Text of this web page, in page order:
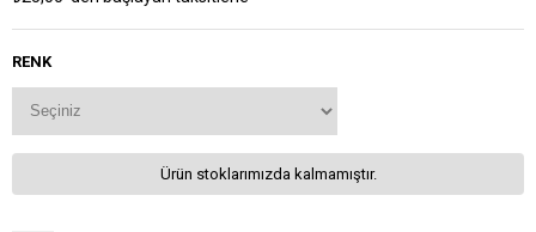
RENK
Ürün stoklarımızda kalmamıştır.